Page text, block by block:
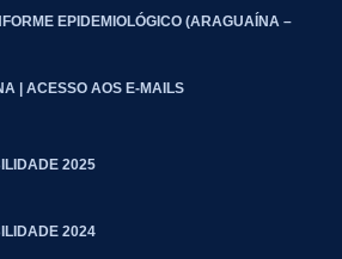
EPIDEMIOLÓGICO (ARAGUAÍNA –
| ACESSO AOS E-MAILS
2025
2024